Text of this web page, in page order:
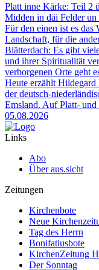
Platt inne Kärke: Teil 2
Midden in däi Felder un
Für den einen ist es das
Landschaft, für die
Blätterdach: Es gibt
und ihrer Spiritualität
verborgenen Orte geht
Heute erzählt
der deutsch-
Emsland. Auf Platt- und
05.08.2026
Links
Abo
Über aus.sicht
Zeitungen
Kirchenbote
Neue
Tag des Herrn
Bonifatiusbote
KirchenZeitung
Der Sonntag